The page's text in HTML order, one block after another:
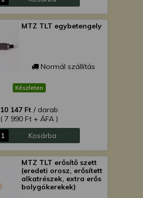
MTZ TLT egybetengely
Normál szállítás
Készleten
10 147 Ft / darab
( 7 990 Ft + ÁFA )
Kosárba
MTZ TLT erősítő szett
(eredeti orosz, erősített
alkatrészek, extra erős
bolygókerekek)